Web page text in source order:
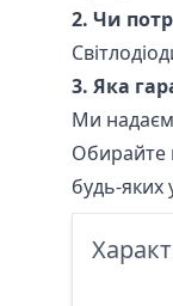
2. Чи
3. Яка
Ми
Обирайте
будь-яких